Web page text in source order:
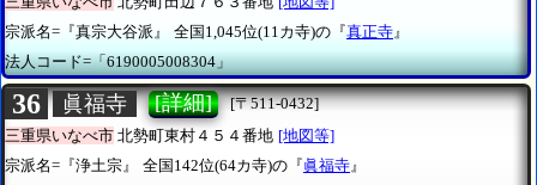
宗派名=『真宗大谷派』
全国1,045位(11カ寺)の『真正寺』
法人コード=「6190005008304」
36 眞福寺 [詳細]
[〒511-0432]
三重県いなべ市 北勢町東村４５４番地 [地図等]
宗派名=『浄土宗』
全国142位(64カ寺)の『眞福寺』